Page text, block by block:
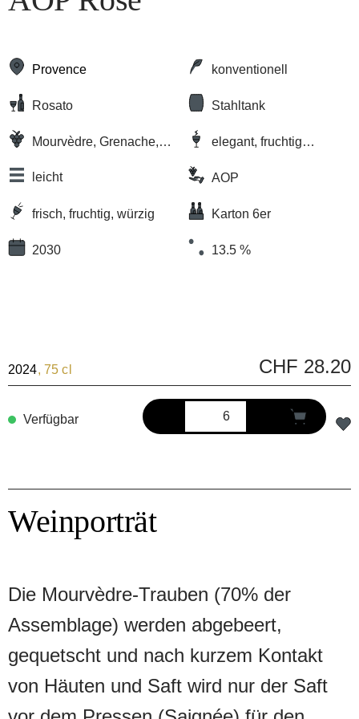
Provence konventionell
Rosato Stahltank
Mourvèdre, Grenache,
elegant, fruchtig
leicht
AOP
frisch, fruchtig, würzig Karton 6er
2030 13.5 %
2024, 75 cl CHF 28.20
Verfügbar
Weinporträt
Die Mourvèdre-Trauben (70% der
Assemblage) werden abgebeert,
gequetscht und nach kurzem Kontakt
von Häuten und Saft wird nur der Saft